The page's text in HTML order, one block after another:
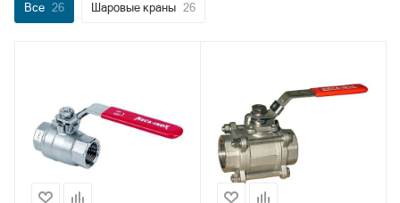
Все 26 Шаровые краны 26